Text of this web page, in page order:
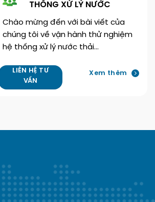
THỐNG XỬ LÝ NƯỚC
Chào mừng đến với bài viết của
chúng tôi về vận hành thử nghiệm
hệ thống xử lý nước thải…
LIÊN HỆ TƯ
VẤN
Xem thêm